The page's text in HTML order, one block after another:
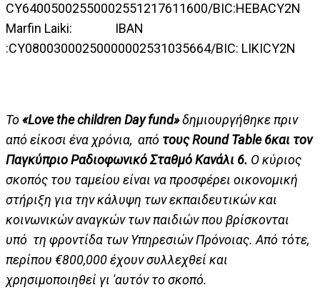
CY64005002550002551217611600/BIC:HEBACY2N
Marfin Laiki: IBAN
:CY08003000250000002531035664/BIC: LIKICY2N
Το«Love thechildrenDayfund»δημιουργήθηκε πριν
από είκοσι ένα χρόνια, από τους Round Table 6και τον
Παγκύπριο Ραδιοφωνικό Σταθμό Κανάλι 6. Ο κύριος
σκοπός του ταμείου είναι να προσφέρει οικονομική
στήριξη για την κάλυψη των εκπαιδευτικών και
κοινωνικών αναγκών των παιδιών που βρίσκονται
υπό τη φροντίδα των Υπηρεσιών Πρόνοιας. Από τότε,
περίπου €800,000 έχουν συλλεχθεί και
χρησιμοποιηθεί γι 'αυτόν το σκοπό.